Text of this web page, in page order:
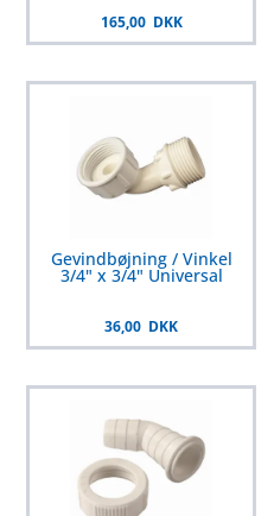
165,00 DKK
Gevindbøjning / Vinkel
3/4" x 3/4" Universal
36,00 DKK